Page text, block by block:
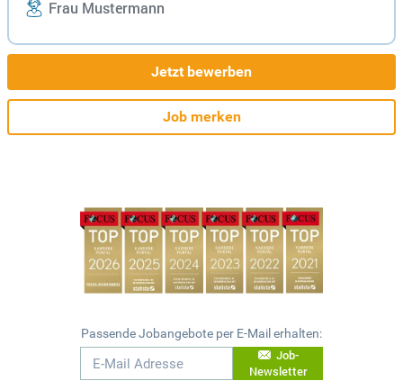
Frau Mustermann
Jetzt bewerben
Job merken
Passende Jobangebote per E-Mail erhalten:
Job-
Newsletter